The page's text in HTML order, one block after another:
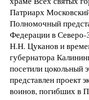
Патриарх
Полномочный
Федерации в
Н.Н. Цуканов и
губернатора
посетили цокольный
представлен проект
воинов, погибших в